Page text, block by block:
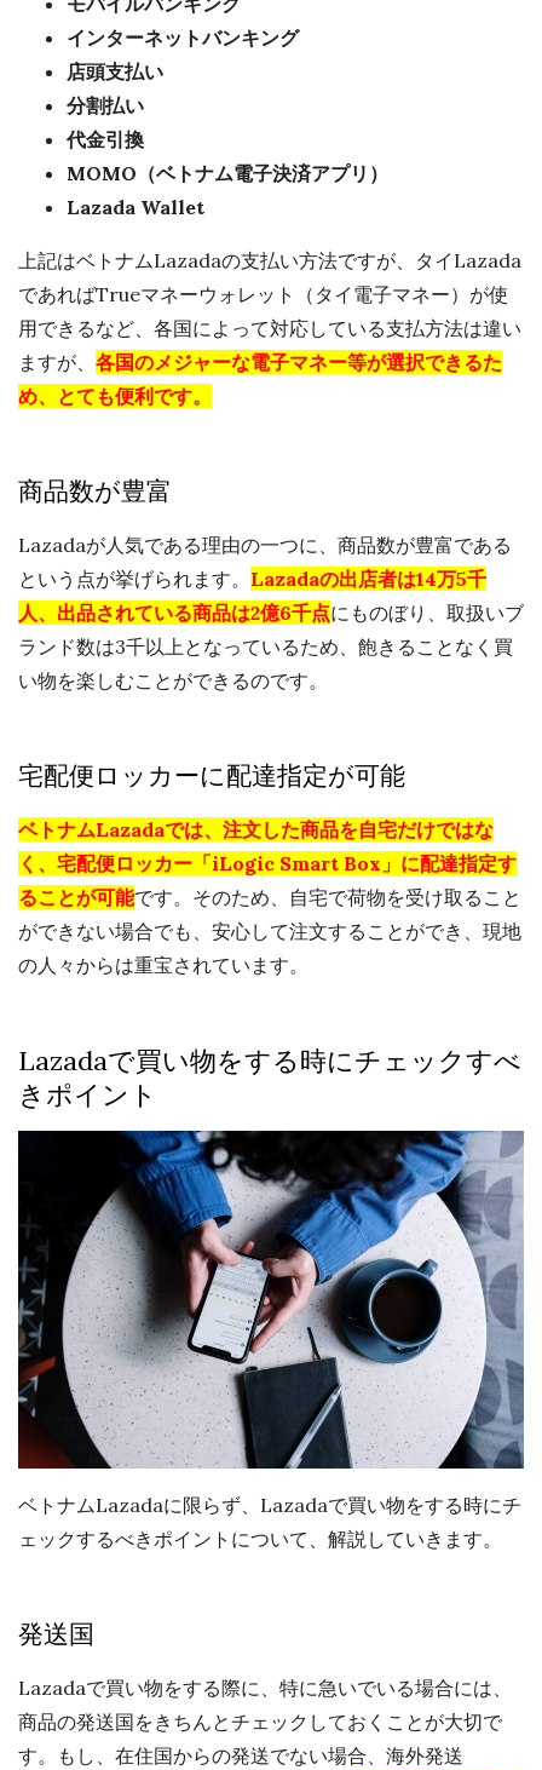
インターネットバンキング
店頭支払い
分割払い
代金引換
MOMO（ベトナム電子決済アプリ）
Lazada Wallet
上記はベトナムLazadaの支払い方法ですが、タイLazada
であればTrueマネーウォレット（タイ電子マネー）が使
用できるなど、各国によって対応している支払方法は違い
ますが、 各国のメジャーな電子マネー等が選択できるた
め、とても便利です。
商品数が豊富
Lazadaが人気である理由の一つに、商品数が豊富である
という点が挙げられます。 Lazadaの出店者は14万5千
人、出品されている商品は2億6千点にものぼり、取扱いブ
ランド数は3千以上となっているため、飽きることなく買
い物を楽しむことができるのです。
宅配便ロッカーに配達指定が可能
ベトナムLazadaでは、注文した商品を自宅だけではな
く、宅配便ロッカー「iLogic Smart Box」に配達指定す
ることが可能です。そのため、自宅で荷物を受け取ること
ができない場合でも、安心して注文することができ、現地
の人々からは重宝されています。
Lazadaで買い物をする時にチェックすべ
きポイント
ベトナムLazadaに限らず、Lazadaで買い物をする時にチ
ェックするべきポイントについて、解説していきます。
発送国
Lazadaで買い物をする際に、特に急いでいる場合には、
商品の発送国をきちんとチェックしておくことが大切で
す。もし、在住国からの発送でない場合、海外発送